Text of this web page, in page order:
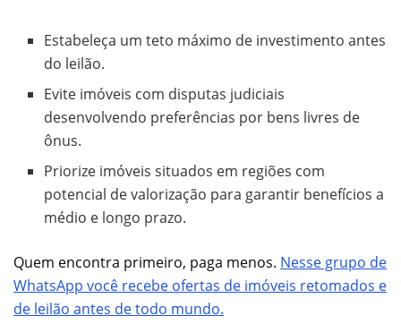
Estabeleça um teto máximo de investimento antes
do leilão.
Evite imóveis com disputas judiciais
desenvolvendo preferências por bens livres de
ônus.
Priorize imóveis situados em regiões com
potencial de valorização para garantir benefícios a
médio e longo prazo.
Quem encontra primeiro, paga menos. Nesse grupo de
WhatsApp você recebe ofertas de imóveis retomados e
de leilão antes de todo mundo.